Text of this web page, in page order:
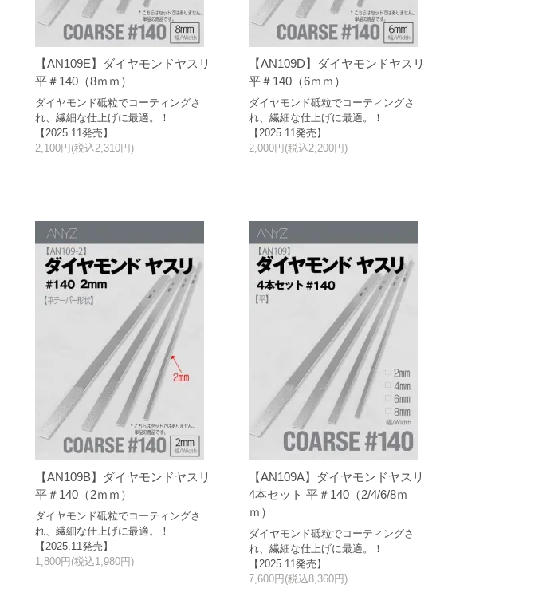
【AN109E】ダイヤモンドヤスリ
平＃140（8ｍｍ）
ダイヤモンド砥粒でコーティングさ
れ、繊細な仕上げに最適。！
【2025.11発売】
2,100円(税込2,310円)
【AN109D】ダイヤモンドヤスリ
平＃140（6ｍｍ）
ダイヤモンド砥粒でコーティングさ
れ、繊細な仕上げに最適。！
【2025.11発売】
2,000円(税込2,200円)
【AN109B】ダイヤモンドヤスリ
平＃140（2ｍｍ）
ダイヤモンド砥粒でコーティングさ
れ、繊細な仕上げに最適。！
【2025.11発売】
1,800円(税込1,980円)
【AN109A】ダイヤモンドヤスリ
4本セット 平＃140（2/4/6/8ｍ
ｍ）
ダイヤモンド砥粒でコーティングさ
れ、繊細な仕上げに最適。！
【2025.11発売】
7,600円(税込8,360円)